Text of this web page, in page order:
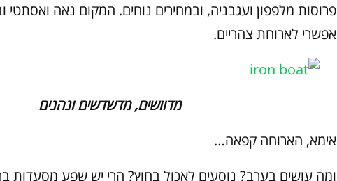
פרוסות מלפפון ועגבניה, ובמחירים נוחים. המקום נאה ואסתטי
אפשרי לארוחת צהריים.
מדוושים, מדשדשים ונהנים
אימא, הארוחה קפאה…
ומה עושים בערב? נוסעים לאכול בחוץ? הרי יש שפע מסעדות